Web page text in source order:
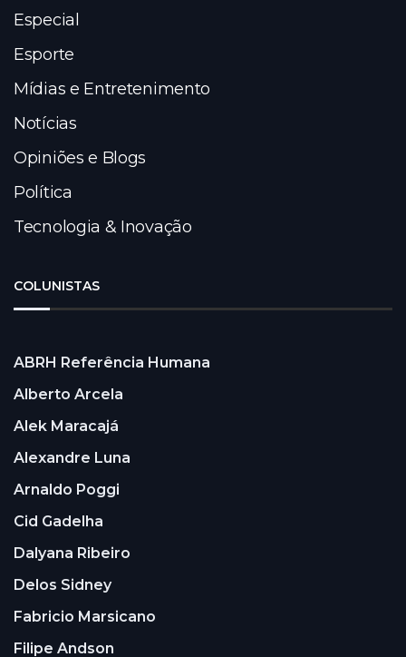
Especial
Esporte
Mídias e Entretenimento
Notícias
Opiniões e Blogs
Política
Tecnologia & Inovação
COLUNISTAS
ABRH Referência Humana
Alberto Arcela
Alek Maracajá
Alexandre Luna
Arnaldo Poggi
Cid Gadelha
Dalyana Ribeiro
Delos Sidney
Fabricio Marsicano
Filipe Andson